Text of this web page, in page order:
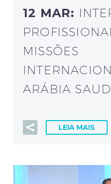
12 MAR:
MISSÕES
ARÁBIA
LEIA MAIS